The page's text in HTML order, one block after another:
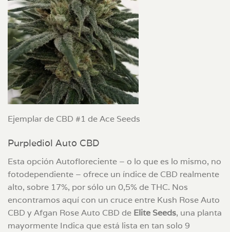
Ejemplar de CBD #1 de Ace Seeds
Purplediol Auto CBD
Esta opción Autofloreciente – o lo que es lo mismo, no
fotodependiente – ofrece un índice de CBD realmente
alto, sobre 17%, por sólo un 0,5% de THC. Nos
encontramos aquí con un cruce entre Kush Rose Auto
CBD y Afgan Rose Auto CBD de Elite Seeds, una planta
mayormente Indica que está lista en tan solo 9